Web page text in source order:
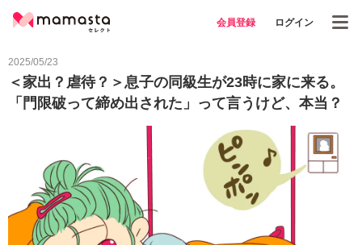
会員登録 ログイン
2025/05/23
＜家出？虐待？＞息子の同級生が23時に家に来る。
「門限破って締め出された」って言うけど、本当？